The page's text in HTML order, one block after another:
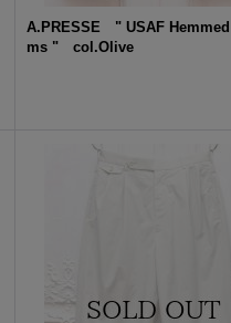
A.PRESSE " USAF
ms " col.Olive